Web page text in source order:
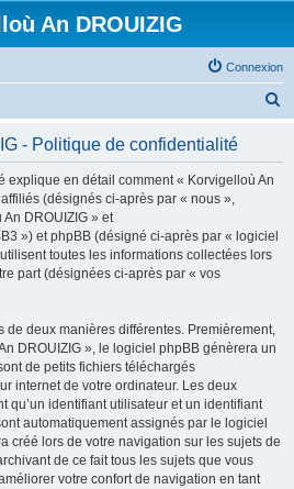
An DROUIZIG
Connexion
- Politique de confidentialité
explique en détail comment « Korvigelloù An
(désignés ci-après par « nous »,
DROUIZIG » et
») et phpBB (désigné ci-après par « logiciel
toutes les informations collectées lors
part (désignées ci-après par « vos
de deux manières différentes. Premièrement,
DROUIZIG », le logiciel phpBB génèrera un
de petits fichiers téléchargés
internet de votre ordinateur. Les deux
qu’un identifiant utilisateur et un identifiant
automatiquement assignés par le logiciel
créé lors de votre navigation sur les sujets de
de ce fait tous les sujets que vous
votre confort de navigation en tant